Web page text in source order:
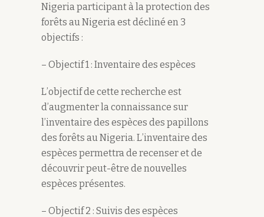
Nigeria participant à la protection des
forêts au Nigeria est décliné en 3
objectifs :
– Objectif 1 : Inventaire des espèces
L’objectif de cette recherche est
d’augmenter la connaissance sur
l’inventaire des espèces des papillons
des forêts au Nigeria. L’inventaire des
espèces permettra de recenser et de
découvrir peut-être de nouvelles
espèces présentes.
– Objectif 2 : Suivis des espèces